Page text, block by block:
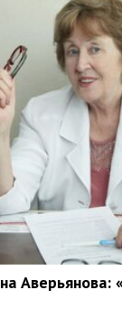
Аверьянова: